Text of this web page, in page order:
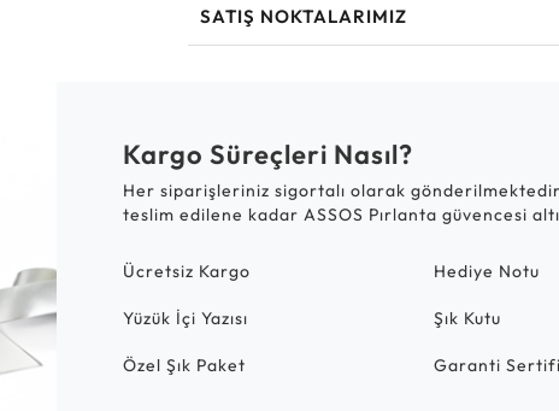
SATIŞ NOKTALARIMIZ
Kargo Süreçleri Nasıl?
Her siparişleriniz sigortalı olarak
teslim edilene kadar ASSOS Pırlanta güvencesi
Ücretsiz Kargo Hediye Notu
Yüzük İçi Yazısı Şık Kutu
Özel Şık Paket Garanti